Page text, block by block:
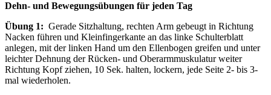
Dehn- und Bewegungsübungen für jeden Tag
Übung 1: Gerade Sitzhaltung, rechten Arm gebeugt in Richtung
Nacken führen und Kleinfingerkante an das linke Schulterblatt
anlegen, mit der linken Hand um den Ellenbogen greifen und unter
leichter Dehnung der Rücken- und Oberarmmuskulatur weiter
Richtung Kopf ziehen, 10 Sek. halten, lockern, jede Seite 2- bis 3-
mal wiederholen.